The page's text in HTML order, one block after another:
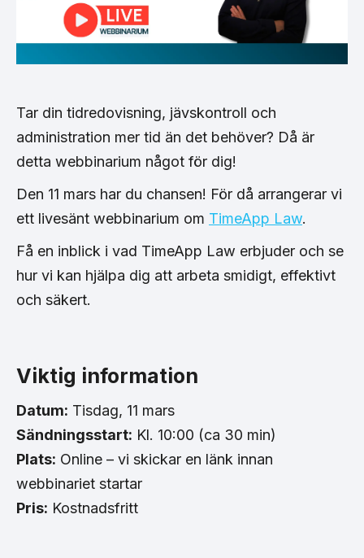
Tar din tidredovisning, jävskontroll och
administration mer tid än det behöver? Då är
detta webbinarium något för dig!
Den 11 mars har du chansen! För då arrangerar vi
ett livesänt webbinarium om TimeApp Law.
Få en inblick i vad TimeApp Law erbjuder och se
hur vi kan hjälpa dig att arbeta smidigt, effektivt
och säkert.
Viktig information
Datum: Tisdag, 11 mars
Sändningsstart: Kl. 10:00 (ca 30 min)
Plats: Online – vi skickar en länk innan
webbinariet startar
Pris: Kostnadsfritt